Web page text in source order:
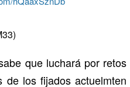
que luchará por retos
de los fijados actuelmten